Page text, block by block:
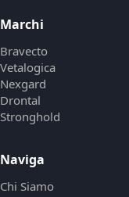
Marchi
Bravecto
Vetalogica
Nexgard
Drontal
Stronghold
Naviga
Chi Siamo